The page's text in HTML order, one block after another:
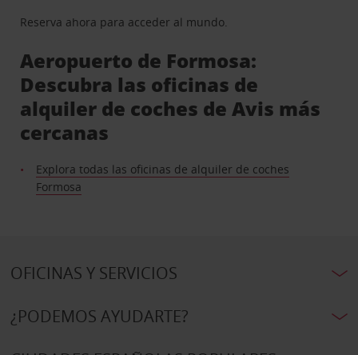
Reserva ahora para acceder al mundo.
Aeropuerto de Formosa:
Descubra las oficinas de
alquiler de coches de Avis más
cercanas
Explora todas las oficinas de alquiler de coches
Formosa
OFICINAS Y SERVICIOS
¿PODEMOS AYUDARTE?